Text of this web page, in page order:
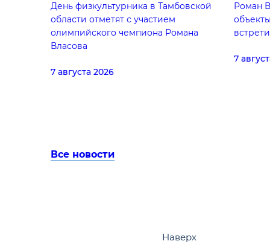
День физкультурника в Тамбовской
области отметят с участием
олимпийского чемпиона Романа
Власова
7 августа 2026
Роман
7
Все новости
Наверх